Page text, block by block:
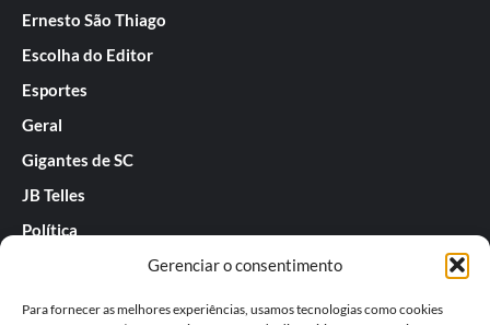
Gerenciar o consentimento
Para fornecer as melhores experiências, usamos tecnologias como cookies
Ernesto São Thiago
Escolha do Editor
Esportes
Geral
Gigantes de SC
JB Telles
Política
Rafael Guarnieri